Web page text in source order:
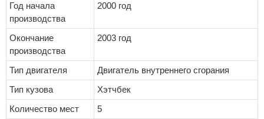
Год начала
производства
2000 год
Окончание
производства
2003 год
Тип двигателя
Двигатель внутреннего сгорания
Тип кузова
Хэтчбек
Количество мест
5